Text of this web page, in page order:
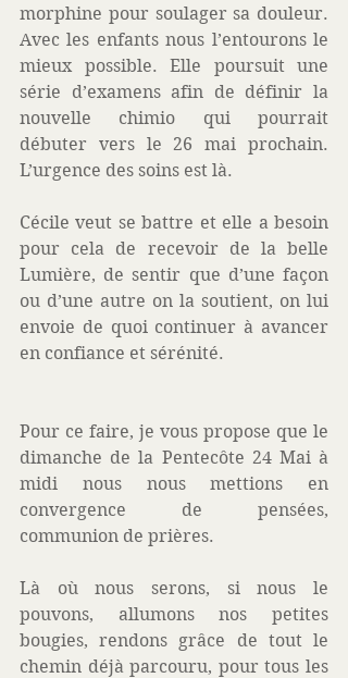
morphine pour soulager sa douleur.
Avec les enfants nous l’entourons le
mieux possible. Elle poursuit une
série d’examens afin de définir la
nouvelle chimio qui pourrait
débuter vers le 26 mai prochain.
L’urgence des soins est là.
Cécile veut se battre et elle a besoin
pour cela de recevoir de la belle
Lumière, de sentir que d’une façon
ou d’une autre on la soutient, on lui
envoie de quoi continuer à avancer
en confiance et sérénité.
Pour ce faire, je vous propose que le
dimanche de la Pentecôte 24 Mai à
midi nous nous mettions en
convergence de pensées,
communion de prières.
Là où nous serons, si nous le
pouvons, allumons nos petites
bougies, rendons grâce de tout le
chemin déjà parcouru, pour tous les